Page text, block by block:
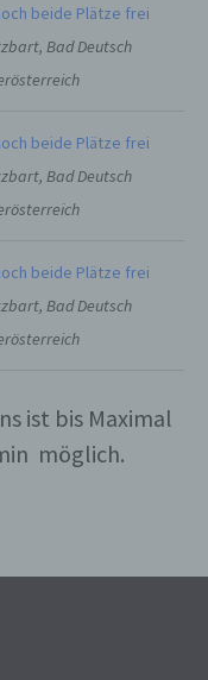
beide Plätze frei
Bad Deutsch
beide Plätze frei
Bad Deutsch
beide Plätze frei
Bad Deutsch
ist bis Maximal
möglich.
Daten
spezifischen
werden
gewährleisten,
Daten nicht
für die
oder